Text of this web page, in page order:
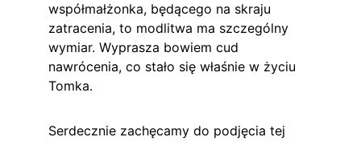
współmałżonka, będącego na skraju
zatracenia, to modlitwa ma szczególny
wymiar. Wyprasza bowiem cud
nawrócenia, co stało się właśnie w życiu
Tomka.
Serdecznie zachęcamy do podjęcia tej